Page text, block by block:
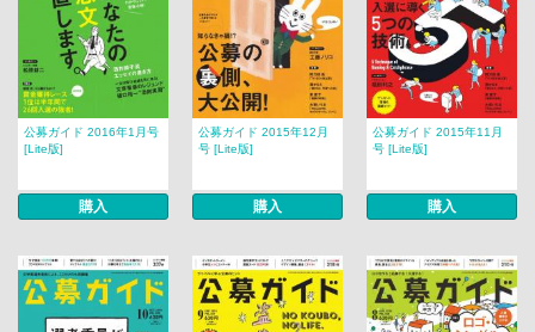
公募ガイド 2016年1月号
[Lite版]
購入
公募ガイド 2015年12月
号 [Lite版]
購入
公募ガイド 2015年11月
号 [Lite版]
購入